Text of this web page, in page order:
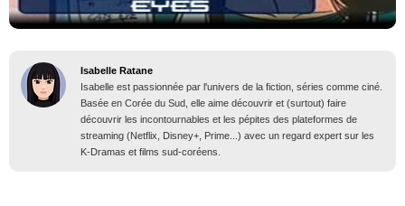
Isabelle Ratane
Isabelle est passionnée par l'univers de la fiction, séries comme ciné.
Basée en Corée du Sud, elle aime découvrir et (surtout) faire
découvrir les incontournables et les pépites des plateformes de
streaming (Netflix, Disney+, Prime...) avec un regard expert sur les
K-Dramas et films sud-coréens.